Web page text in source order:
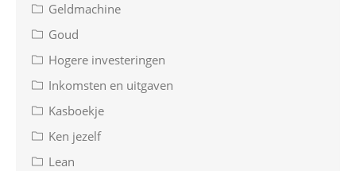
Geldmachine
Goud
Hogere investeringen
Inkomsten en uitgaven
Kasboekje
Ken jezelf
Lean